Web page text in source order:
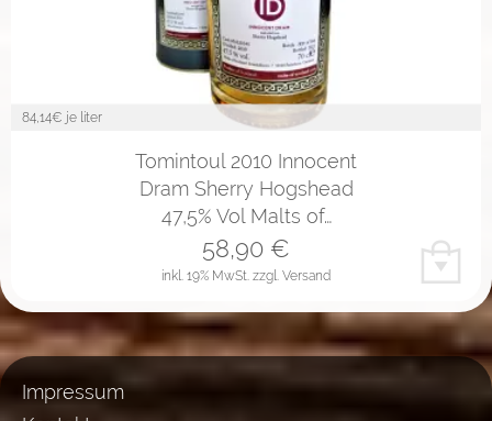
84,14€ je liter
Tomintoul 2010 Innocent
Dram Sherry Hogshead
47,5% Vol Malts of…
inkl. 19% MwSt. zzgl. Versand
58,90 €
Impressum